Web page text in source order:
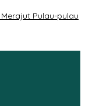
Pulau-pulau